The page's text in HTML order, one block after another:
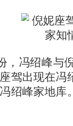
冯绍峰与倪
驾出现在冯
绍峰家地库